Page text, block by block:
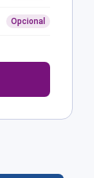
Opcional